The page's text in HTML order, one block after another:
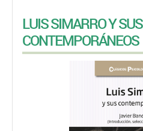
LUIS SIMARRO Y SUS
CONTEMPORÁNEOS